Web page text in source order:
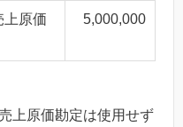
上原価 5,000,000
上原価勘定は使用せず